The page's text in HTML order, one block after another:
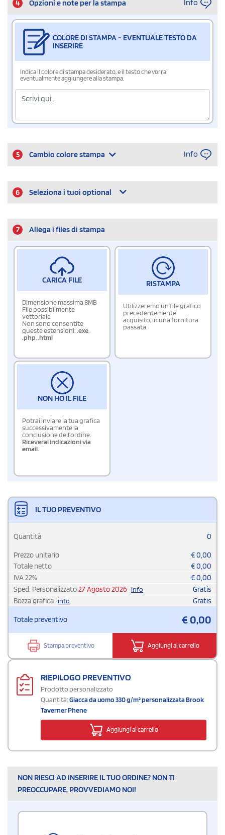
4 Opzioni e note per la stampa Info
COLORE DI STAMPA - EVENTUALE TESTO DA
INSERIRE
Indica il colore di stampa desiderato, e il testo che vorrai
eventualmente aggiungere alla stampa.
5 Cambio colore stampa Info
6 Seleziona i tuoi optional
7 Allega i files di stampa
CARICA FILE
Dimensione massima 8MB
File possibilmente
vettoriale
Non sono consentite
queste estensioni:.exe,
.php,.html
RISTAMPA
Utilizzeremo un file grafico
precedentemente
acquisito, in una fornitura
passata.
NON HO IL FILE
Potrai inviare la tua grafica
successivamente la
conclusione dell'ordine.
Riceverai indicazioni via
email.
IL TUO PREVENTIVO
Quantità 0
Prezzo unitario €0,00
Totale netto
€0,00
IVA22% €0,00
Sped. Personalizzato27 Agosto 2026 info
Gratis
Bozza grafica info Gratis
Totale preventivo €0,00
Stampa preventivo Aggiungi al carrello
RIEPILOGO PREVENTIVO
Prodotto personalizzato
Quantità:Giacca da uomo 330 g/m² personalizzata Brook
Taverner Phene
Aggiungi al carrello
NON RIESCI AD INSERIRE IL TUO ORDINE? NON TI
PREOCCUPARE, PROVVEDIAMO NOI!